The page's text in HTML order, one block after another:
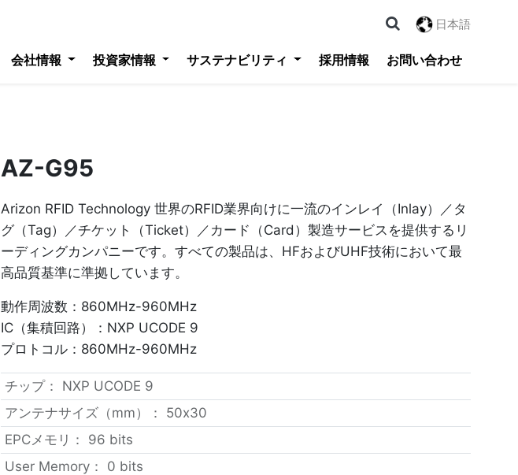
会社情報 投資家情報 サステナビリティ 採用情報 お問い合わせ
日本語
AZ-G95
Arizon RFID Technology 世界のRFID業界向けに一流のインレイ（Inlay）／タ
グ（Tag）／チケット（Ticket）／カード（Card）製造サービスを提供するリ
ーディングカンパニーです。すべての製品は、HFおよびUHF技術において最
高品質基準に準拠しています。
動作周波数：860MHz-960MHz
IC（集積回路）：NXP UCODE 9
プロトコル：860MHz-960MHz
チップ： NXP UCODE 9
アンテナサイズ（mm）
： 50x30
EPCメモリ ： 96 bits
User Memory： 0 bits